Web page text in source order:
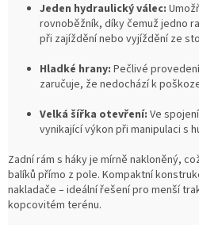
Jeden hydraulický válec:
rovnoběžník, díky čemuž jedno
při zajíždění nebo vyjíždění ze
Hladké hrany: Pečlivé
zaručuje, že nedochází k
Velká šířka otevření: Ve
vynikající výkon při manipulaci s
Zadní rám s háky je mírně nakloněný,
balíků přímo z pole. Kompaktní
nakladače – ideální řešení pro menší
kopcovitém terénu.